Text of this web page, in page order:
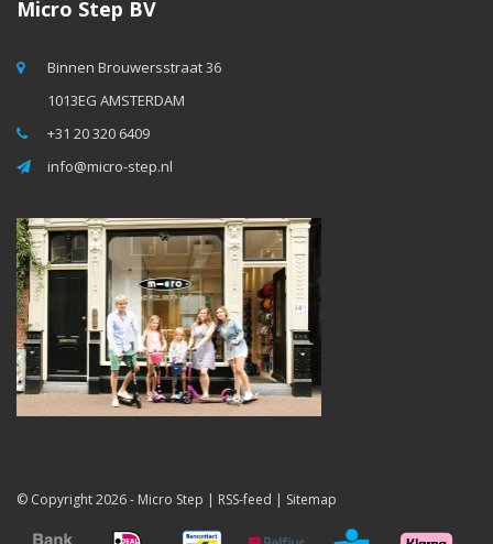
Micro Step BV
Binnen Brouwersstraat 36
1013EG AMSTERDAM
+31 20 320 6409
info@micro-step.nl
© Copyright 2026 - Micro Step | RSS-feed | Sitemap